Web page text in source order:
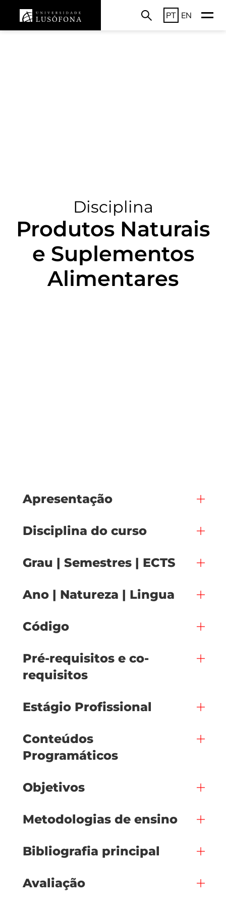
PT EN
Disciplina
Produtos Naturais
e Suplementos
Alimentares
Apresentação
Disciplina do curso
Grau | Semestres | ECTS
Ano | Natureza | Lingua
Código
Pré-requisitos e co-
requisitos
Estágio Profissional
Conteúdos
Programáticos
Objetivos
Metodologias de ensino
Bibliografia principal
Avaliação